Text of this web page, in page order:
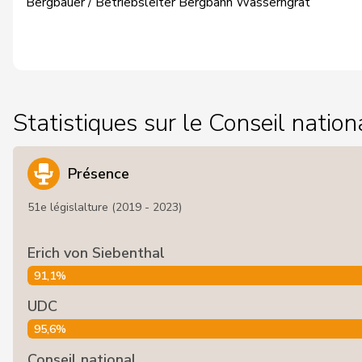
Statistiques sur le Conseil
Présence
51e législalture (2019 - 2023)
Erich von Siebenthal
91,1%
UDC
95,6%